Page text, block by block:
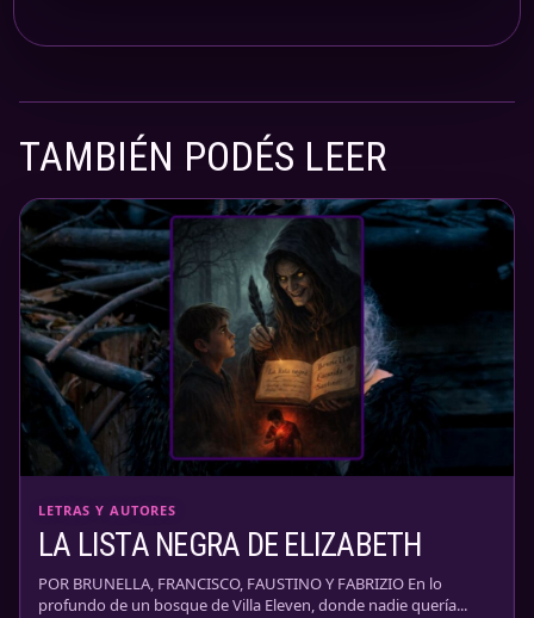
TAMBIÉN PODÉS LEER
LETRAS Y AUTORES
LA LISTA NEGRA DE ELIZABETH
POR BRUNELLA, FRANCISCO, FAUSTINO Y FABRIZIO En lo
profundo de un bosque de Villa Eleven, donde nadie quería...